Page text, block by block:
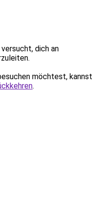
dich an
möchtest, kannst
.